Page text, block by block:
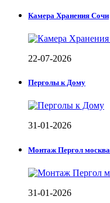
Камера Хранения Сочи
22-07-2026
Перголы к Дому
31-01-2026
Монтаж Пергол москва
31-01-2026